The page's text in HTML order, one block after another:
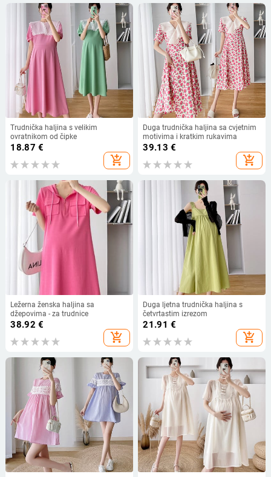
Trudnička haljina s velikim
ovratnikom od čipke
18.87 €
add_shopping_cart
Duga trudnička haljina sa cvjetnim
motivima i kratkim rukavima
39.13 €
add_shopping_cart
Ležerna ženska haljina sa
džepovima - za trudnice
38.92 €
add_shopping_cart
Duga ljetna trudnička haljina s
četvrtastim izrezom
21.91 €
add_shopping_cart